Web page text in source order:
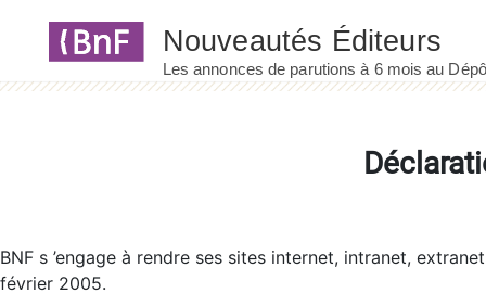
BNF s ’engage à rendre ses sites internet, intranet,
février 2005.